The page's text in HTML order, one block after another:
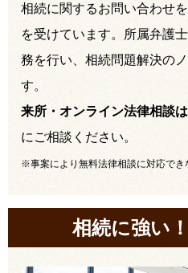
相続に関するお問い合わせ
を受けています。所属弁護
務を行い、相続問題解決の
す。
来所・オンライン法律相談
にご相談ください。
※事案により無料法律相談に対応でき
相続に強い